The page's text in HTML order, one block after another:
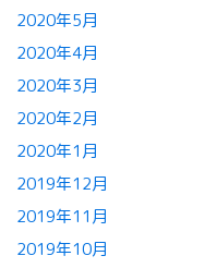
2020年5月
2020年4月
2020年3月
2020年2月
2020年1月
2019年12月
2019年11月
2019年10月